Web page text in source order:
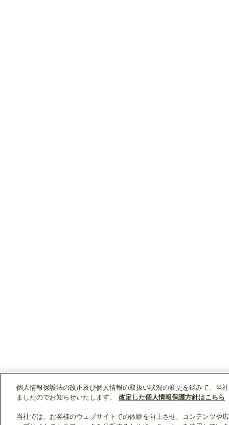
個人情報保護法の改正及び個人情報の取扱い状況の変更を鑑みて、当
ましたのでお知らせいたします。
改定した個人情報保護方針はこちら
当社では、お客様のウェブサイトでの体験を向上させ、コンテンツや